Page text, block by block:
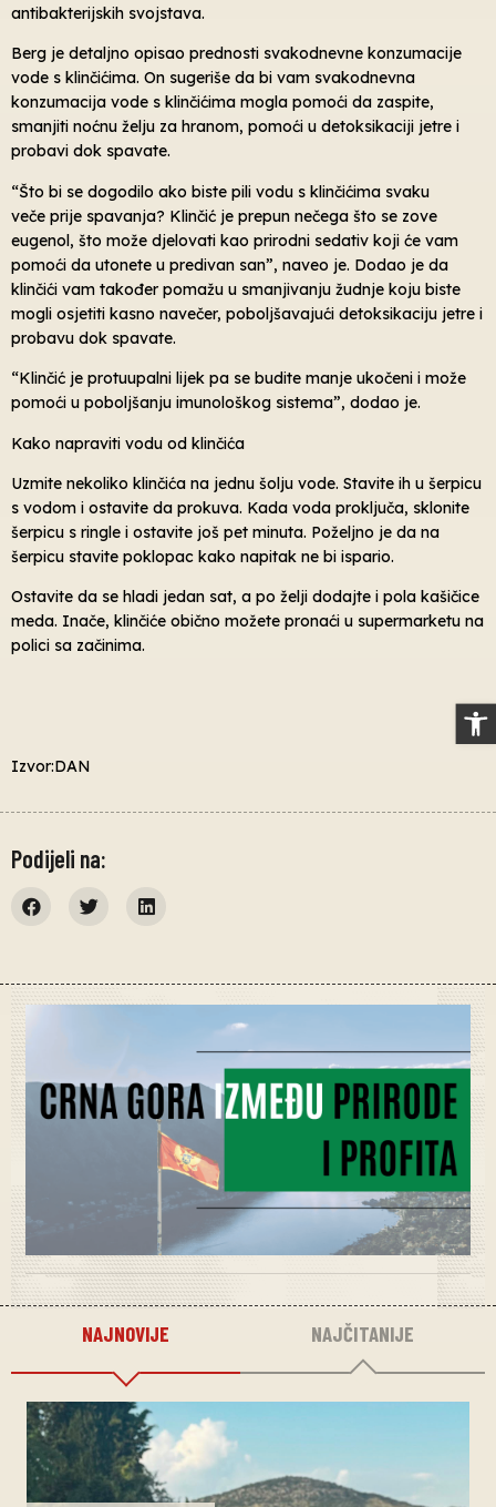
antibakterijskih svojstava.
Berg je detaljno opisao prednosti svakodnevne konzumacije
vode s klinčićima. On sugeriše da bi vam svakodnevna
konzumacija vode s klinčićima mogla pomoći da zaspite,
smanjiti noćnu želju za hranom, pomoći u detoksikaciji jetre i
probavi dok spavate.
“Što bi se dogodilo ako biste pili vodu s klinčićima svaku
veče prije spavanja? Klinčić je prepun nečega što se zove
eugenol, što može djelovati kao prirodni sedativ koji će vam
pomoći da utonete u predivan san”, naveo je. Dodao je da
klinčići vam također pomažu u smanjivanju žudnje koju biste
mogli osjetiti kasno navečer, poboljšavajući detoksikaciju jetre i
probavu dok spavate.
“Klinčić je protuupalni lijek pa se budite manje ukočeni i može
pomoći u poboljšanju imunološkog sistema”, dodao je.
Kako napraviti vodu od klinčića
Uzmite nekoliko klinčića na jednu šolju vode. Stavite ih u šerpicu
s vodom i ostavite da prokuva. Kada voda proključa, sklonite
šerpicu s ringle i ostavite još pet minuta. Poželjno je da na
šerpicu stavite poklopac kako napitak ne bi ispario.
Ostavite da se hladi jedan sat, a po želji dodajte i pola kašičice
meda. Inače, klinčiće obično možete pronaći u supermarketu na
polici sa začinima.
Izvor:DAN
Podijeli na:
NAJNOVIJE NAJČITANIJE